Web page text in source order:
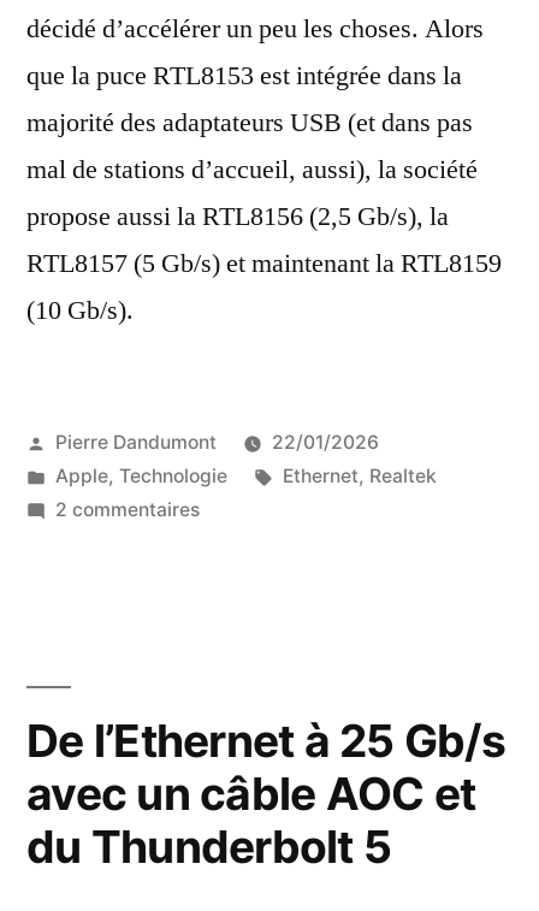
mais
macOS
n’en
profite
pas »
Gb/s,
macOS
n’en
pas
décidé d’accélérer un peu les choses. Alors
que la puce RTL8153 est intégrée dans la
majorité des adaptateurs USB (et dans pas
mal de stations d’accueil, aussi), la société
propose aussi la RTL8156 (2,5 Gb/s), la
RTL8157 (5 Gb/s) et maintenant la RTL8159
(10 Gb/s).
Publié
par
Pierre Dandumont
22/01/2026
Publié
dans
Apple, Technologie Étiquettes :
Ethernet, Realtek
2 commentairessur
Ethernet
Gb/s
à
De l’Ethernet à 25 Gb/s
avec un câble AOC et
du Thunderbolt 5